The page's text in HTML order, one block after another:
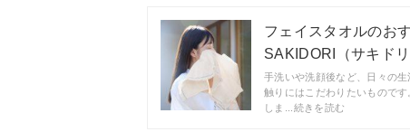
フェイスタオルのお
SAKIDORI（サキドリ
手洗いや洗顔後など、日々の
触りにはこだわりたいもので
しま...続きを読む